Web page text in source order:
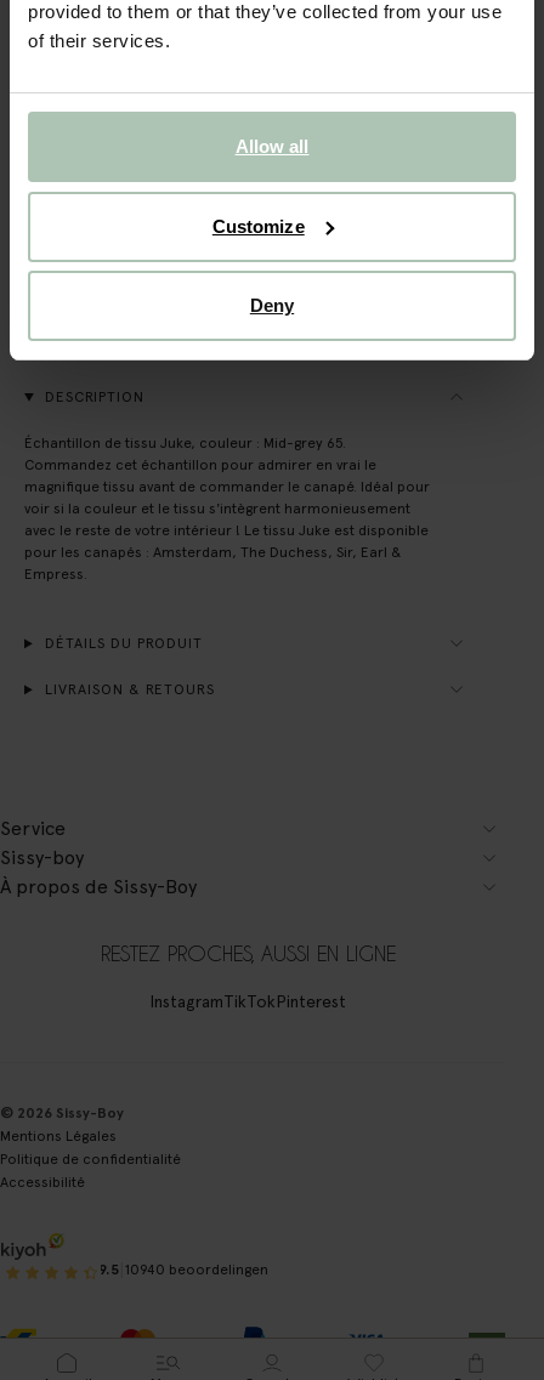
provided to them or that they’ve collected from your use
of their services.
Allow all
Customize
Deny
Livraison dans: 1–2 jours ouvrés
AJOUTER AU PANIER
Livraison gratuite en magasin
DESCRIPTION
Échantillon de tissu Juke, couleur : Mid-grey 65.
Commandez cet échantillon pour admirer en vrai le
magnifique tissu avant de commander le canapé. Idéal pour
voir si la couleur et le tissu s'intègrent harmonieusement
avec le reste de votre intérieur ! Le tissu Juke est disponible
pour les canapés : Amsterdam, The Duchess, Sir, Earl &
Empress.
DÉTAILS DU PRODUIT
LIVRAISON & RETOURS
Service
Sissy-boy
À propos de Sissy-Boy
RESTEZ PROCHES, AUSSI EN LIGNE
InstagramTikTokPinterest
© 2026 Sissy-Boy
Mentions Légales
Politique de confidentialité
Accessibilité
9.5 10940 beoordelingen